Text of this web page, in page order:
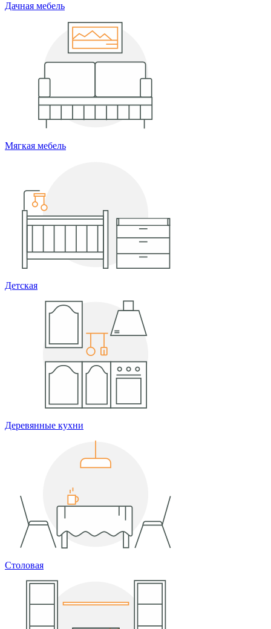
Дачная мебель
Мягкая мебель
Детская
Деревянные кухни
Столовая